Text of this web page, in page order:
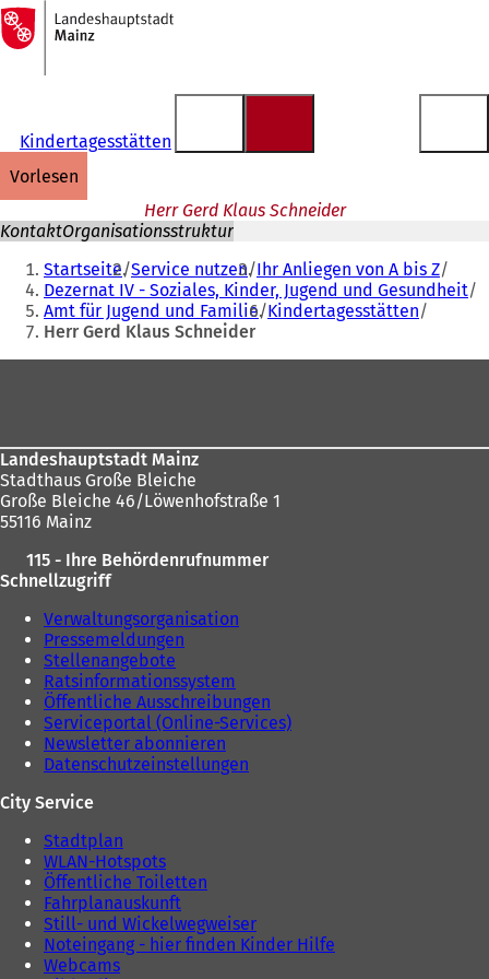
Inhalt anspringen
Zur
Startseite
Kindertagesstätten
vorlesen
Herr Gerd Klaus Schneider
KontaktOrganisationsstruktur
Sie
befinden
sich
hier:
Startseite Service nutzen Ihr Anliegen von A bis Z
Dezernat IV - Soziales, Kinder, Jugend und Gesundheit
Amt für Jugend und Familie Kindertagesstätten
Herr Gerd Klaus Schneider
Landeshauptstadt Mainz
Stadthaus Große Bleiche
Große Bleiche 46/Löwenhofstraße 1
55116 Mainz
115 - Ihre Behördenrufnummer
Schnellzugriff
Verwaltungsorganisation
Pressemeldungen
Stellenangebote
Ratsinformationssystem
Öffentliche Ausschreibungen
Serviceportal (Online-Services)
Newsletter abonnieren
Datenschutzeinstellungen
City Service
Stadtplan
WLAN-Hotspots
Öffentliche Toiletten
Fahrplanauskunft
Still- und Wickelwegweiser
Noteingang - hier finden Kinder Hilfe
Webcams